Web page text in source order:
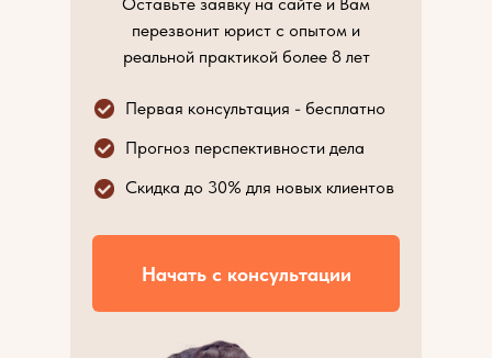
Первая консультация - бесплатно
Прогноз перспективности дела
Скидка до 30% для новых клиентов
перезвонит юрист с опытом и
реальной практикой более 8 лет
Начать с консультации